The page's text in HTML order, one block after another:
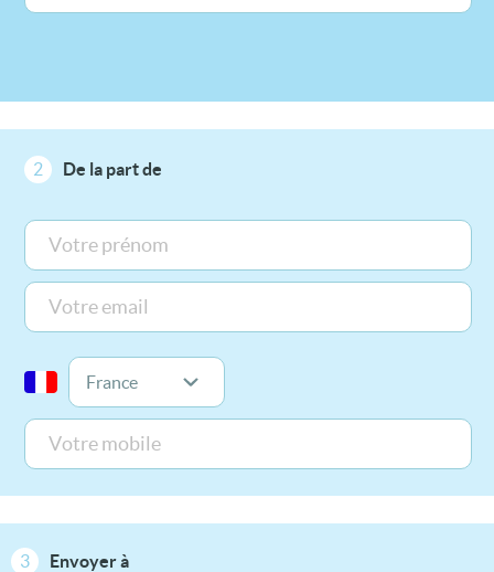
2 De la part de
3 Envoyer à